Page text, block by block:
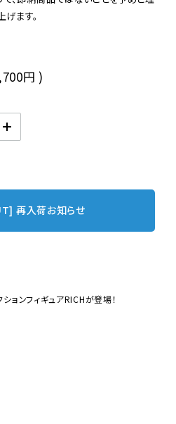
ます。
円 )
再入荷お知らせ
ョンフィギュアRICHが登場！